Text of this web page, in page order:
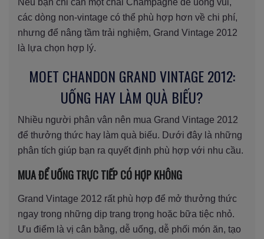
Nếu bạn chỉ cần một chai Champagne để uống vui,
các dòng non-vintage có thể phù hợp hơn về chi phí,
nhưng để nâng tầm trải nghiệm, Grand Vintage 2012
là lựa chọn hợp lý.
MOET CHANDON GRAND VINTAGE 2012:
UỐNG HAY LÀM QUÀ BIẾU?
Nhiều người phân vân nên mua Grand Vintage 2012
để thưởng thức hay làm quà biếu. Dưới đây là những
phân tích giúp bạn ra quyết định phù hợp với nhu cầu.
MUA ĐỂ UỐNG TRỰC TIẾP CÓ HỢP KHÔNG
Grand Vintage 2012 rất phù hợp để mở thưởng thức
ngay trong những dịp trang trọng hoặc bữa tiệc nhỏ.
Ưu điểm là vị cân bằng, dễ uống, dễ phối món ăn, tạo